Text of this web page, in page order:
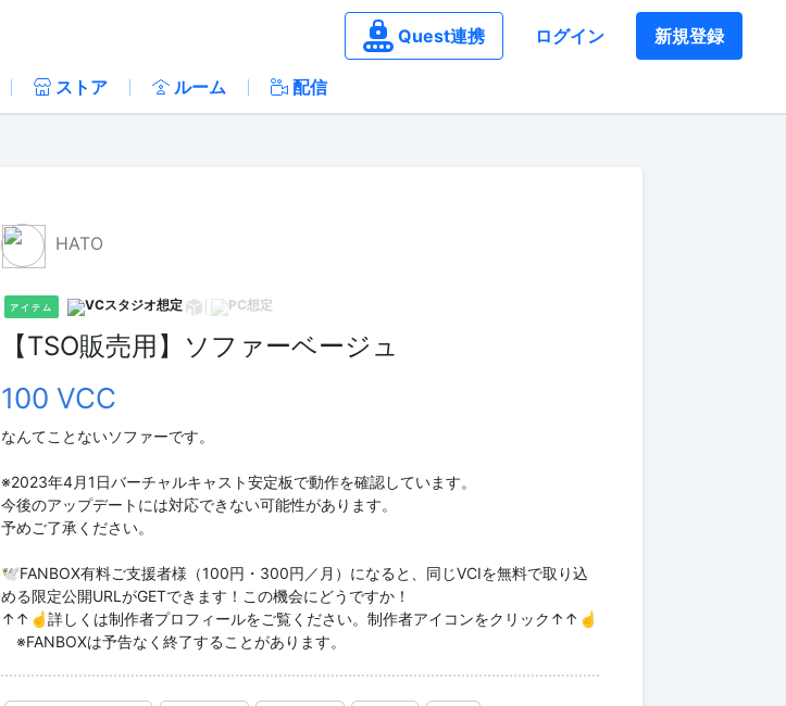
Quest連携 ログイン 新規登録
ストア ルーム 配信
HATO
アイテム
【TSO販売用】ソファーベージュ
100 VCC
なんてことないソファーです。
※2023年4月1日バーチャルキャスト安定板で動作を確認しています。
今後のアップデートには対応できない可能性があります。
予めご了承ください。
🕊FANBOX有料ご支援者様（100円・300円／月）になると、同じVCIを無料で取り込
める限定公開URLがGETできます！この機会にどうですか！
↑↑☝詳しくは制作者プロフィールをご覧ください。制作者アイコンをクリック↑↑☝
※FANBOXは予告なく終了することがあります。